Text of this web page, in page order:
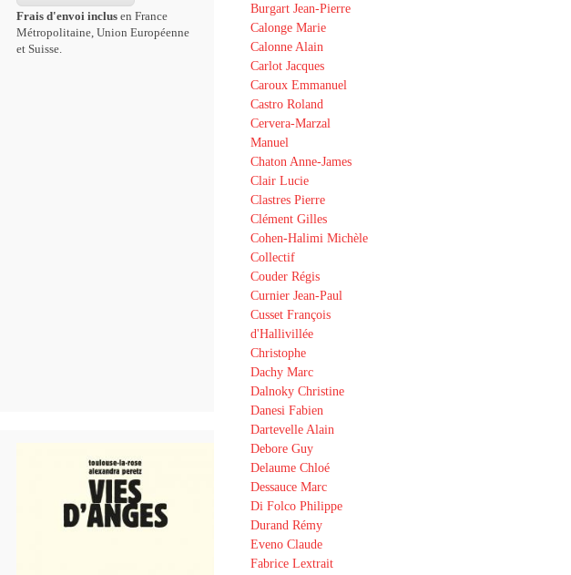
Frais d'envoi inclus en France
Métropolitaine, Union Européenne
et Suisse.
Burgart Jean-Pierre
Calonge Marie
Calonne Alain
Carlot Jacques
Caroux Emmanuel
Castro Roland
Cervera-Marzal
Manuel
Chaton Anne-James
Clair Lucie
Clastres Pierre
Clément Gilles
Cohen-Halimi Michèle
Collectif
Couder Régis
Curnier Jean-Paul
Cusset François
d'Hallivillée
Christophe
Dachy Marc
Dalnoky Christine
Danesi Fabien
Dartevelle Alain
Debore Guy
Delaume Chloé
Dessauce Marc
Di Folco Philippe
Durand Rémy
Eveno Claude
Fabrice Lextrait